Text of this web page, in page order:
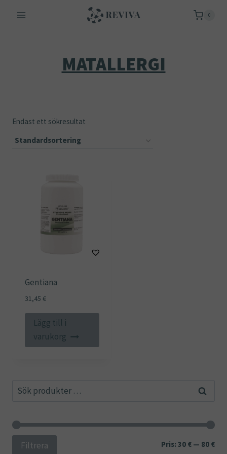
0
MATALLERGI
Endast ett sökresultat
Gentiana
31,45 €
Lägg till i
varukorg
Sök
Sök
Min
Filtrera Pris: 30 € — 80 €